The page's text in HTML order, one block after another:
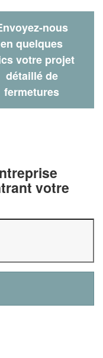
nous
en quelques
votre projet
détaillé de
fermetures
votre